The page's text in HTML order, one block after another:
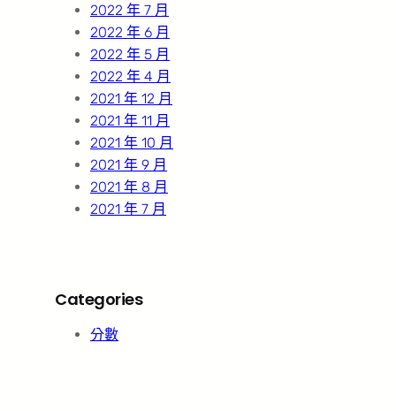
2022 年 7 月
2022 年 6 月
2022 年 5 月
2022 年 4 月
2021 年 12 月
2021 年 11 月
2021 年 10 月
2021 年 9 月
2021 年 8 月
2021 年 7 月
Categories
分數